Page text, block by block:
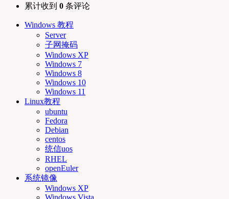
累计收到 0 条评论
Windows 教程
Server
子网掩码
Windows XP
Windows 7
Windows 8
Windows 10
Windows 11
Linux教程
ubuntu
Fedora
Debian
centos
统信uos
RHEL
openEuler
系统镜像
Windows XP
Windows Vista